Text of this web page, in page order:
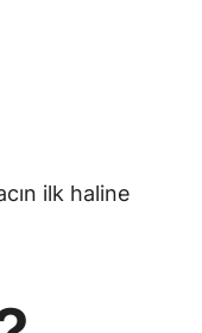
ilk haline